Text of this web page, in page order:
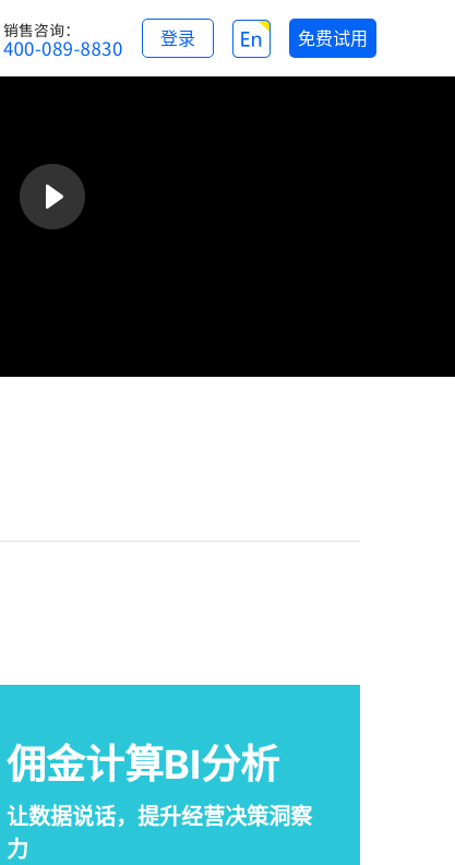
免费试用
登录
佣金计算BI分析
让数据说话，提升经营决策洞察
力